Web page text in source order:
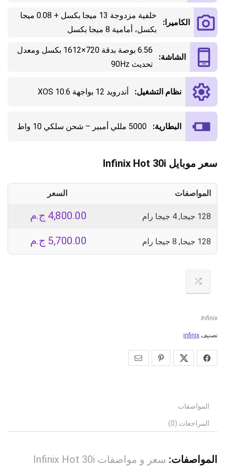
الكاميرا:
خلفية مزدوجة 13 ميجا بكسل + 0.08 ميجا
بكسل، أمامية 8 ميجا بكسل
الشاشة:
6.56 بوصة بدقة 720×1612 بكسل ومعدل
تحديث 90Hz
نظام التشغيل: أندرويد 12 بواجهة XOS 10.6
البطارية: 5000 مللي أمبير – شحن سلكي 10 واط
سعر موبايل Infinix Hot 30i
المواصفات السعر
128 جيجا, 4 جيجا رام ج.م 4,800.00
128 جيجا, 8 جيجا رام ج.م 5,700.00
Infinix
تصنيف infinix
المواصفات
المراجعات (0)
المواصفات: سعر و مواصفات Infinix Hot 30i